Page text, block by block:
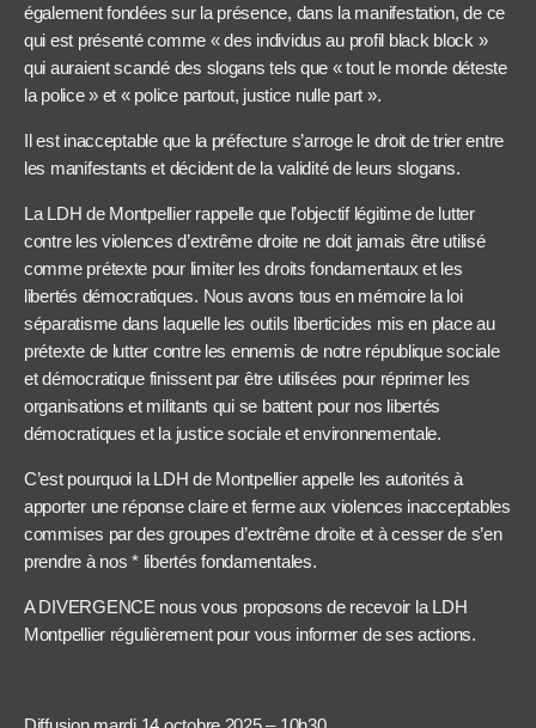
également fondées sur la présence, dans la manifestation, de ce
qui est présenté comme « des individus au profil black block »
qui auraient scandé des slogans tels que « tout le monde déteste
la police » et « police partout, justice nulle part ».
Il est inacceptable que la préfecture s’arroge le droit de trier entre
les manifestants et décident de la validité de leurs slogans.
La LDH de Montpellier rappelle que l’objectif légitime de lutter
contre les violences d’extrême droite ne doit jamais être utilisé
comme prétexte pour limiter les droits fondamentaux et les
libertés démocratiques. Nous avons tous en mémoire la loi
séparatisme dans laquelle les outils liberticides mis en place au
prétexte de lutter contre les ennemis de notre république sociale
et démocratique finissent par être utilisées pour réprimer les
organisations et militants qui se battent pour nos libertés
démocratiques et la justice sociale et environnementale.
C’est pourquoi la LDH de Montpellier appelle les autorités à
apporter une réponse claire et ferme aux violences inacceptables
commises par des groupes d’extrême droite et à cesser de s’en
prendre à nos * libertés fondamentales.
A DIVERGENCE nous vous proposons de recevoir la LDH
Montpellier régulièrement pour vous informer de ses actions.